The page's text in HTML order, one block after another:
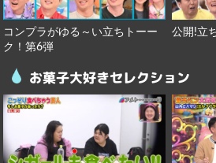
コンプラがゆる～い立ちトーー
ク！第6弾
公開!立
お菓子大好きセレクション